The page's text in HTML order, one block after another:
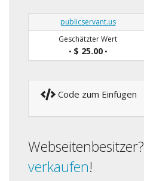
publicservant.us
Geschätzter Wert
• $ 25.00•
Code zum Einfügen
Webseitenbesitzer?
verkaufen!